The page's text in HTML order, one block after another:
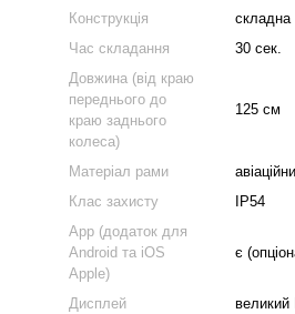
Конструкція
складна
Час складання
30 сек.
Довжина (від краю
переднього до
краю заднього
колеса)
125 см
Матеріал рами
Клас захисту
IP54
App (додаток для
Android та iOS
Apple)
є
Дисплей
великий